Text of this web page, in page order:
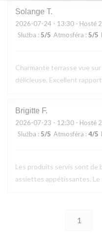
Solange T
2026-07-24 - 13:30 - Hosté 2
Služba : 5/5 Atmosféra : 5/5
Charmante terrasse vue
délicieuse. Excellent
Brigitte F
2026-07-23 - 12:30 - Hosté 2
Služba : 5/5 Atmosféra : 4/5
Les produits servis sont de
assiettes appétissantes. Le
1